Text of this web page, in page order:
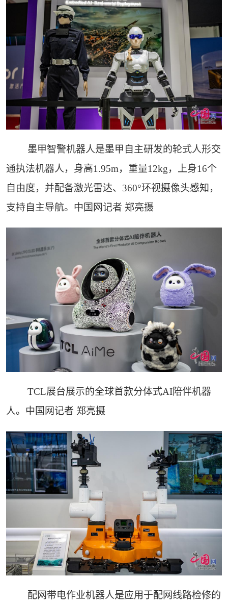
墨甲智警机器人是墨甲自主研发的轮式人形交
通执法机器人，身高1.95m，重量12kg，上身16个
自由度，并配备激光雷达、360°环视摄像头感知，
支持自主导航。中国网记者 郑亮摄
TCL展台展示的全球首款分体式AI陪伴机器
人。中国网记者 郑亮摄
配网带电作业机器人是应用于配网线路检修的